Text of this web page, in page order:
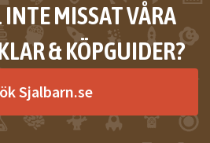
MISSAT VÅRA
& KÖPGUIDER?
Sjalbarn.se